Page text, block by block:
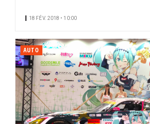
18 FÉV. 2018 • 10:00
AUTO